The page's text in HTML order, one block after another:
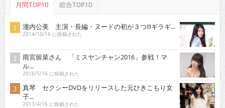
月間TOP10 総合TOP10
瀧内公美 主演・長編・ヌードの初が３つ!!!ギラギ...
2014/10/16 に投稿された
雨宮留菜さん 「ミスヤンチャン2016」参戦！マ
ル...
2016/5/16 に投稿された
真琴 セクシーDVDをリリースした元ひきこもり女
子...
2013/4/16 に投稿された